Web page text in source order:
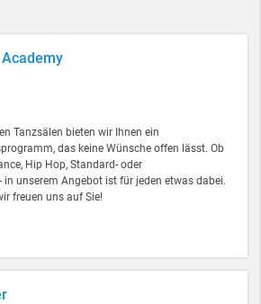
Tanzsälen bieten wir Ihnen ein
das keine Wünsche offen lässt. Ob
Hip Hop, Standard- oder
in unserem Angebot ist für jeden etwas dabei.
freuen uns auf Sie!